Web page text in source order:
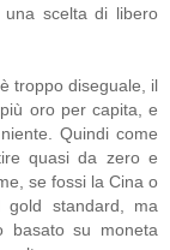
scelta di libero
troppo diseguale, il
oro per capita, e
Quindi come
quasi da zero e
se fossi la Cina o
standard, ma
basato su moneta